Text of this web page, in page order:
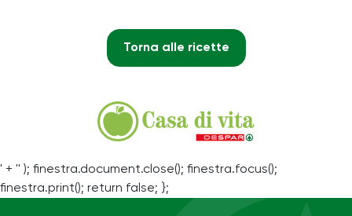
Torna alle ricette
' + '' ); finestra.document.close(); finestra.focus();
finestra.print(); return false; };